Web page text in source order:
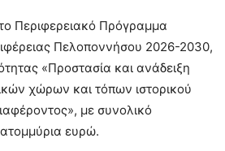
Περιφερειακό Πρόγραμμα
Πελοποννήσου 2026-2030,
«Προστασία και ανάδειξη
χώρων και τόπων ιστορικού
με συνολικό
ευρώ.